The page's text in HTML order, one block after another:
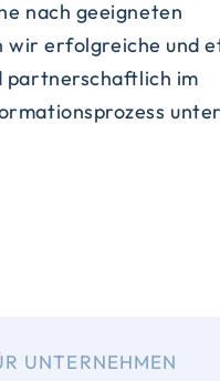
nach geeigneten
wir erfolgreiche und
partnerschaftlich im
betrachten ist. Wir
im Zuge unserer
UNTERNEHMEN